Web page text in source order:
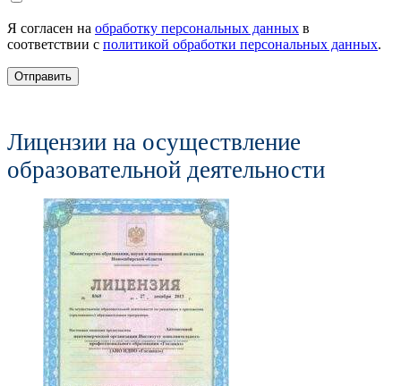
Я согласен на обработку персональных данных в
соответствии с политикой обработки персональных данных.
Отправить
Лицензии на осуществление
образовательной деятельности